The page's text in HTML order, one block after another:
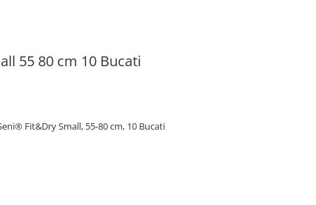
55 80 cm 10 Bucati
Fit&Dry Small, 55-80 cm, 10 Bucati